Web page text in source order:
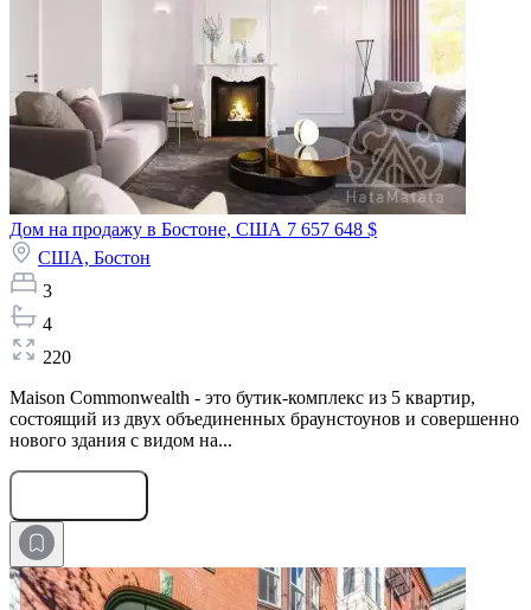
Дом на продажу в Бостоне, США 7 657 648 $
США, Бостон
3
4
220
Maison Commonwealth - это бутик-комплекс из 5 квартир,
состоящий из двух объединенных браунстоунов и совершенно
нового здания с видом на...